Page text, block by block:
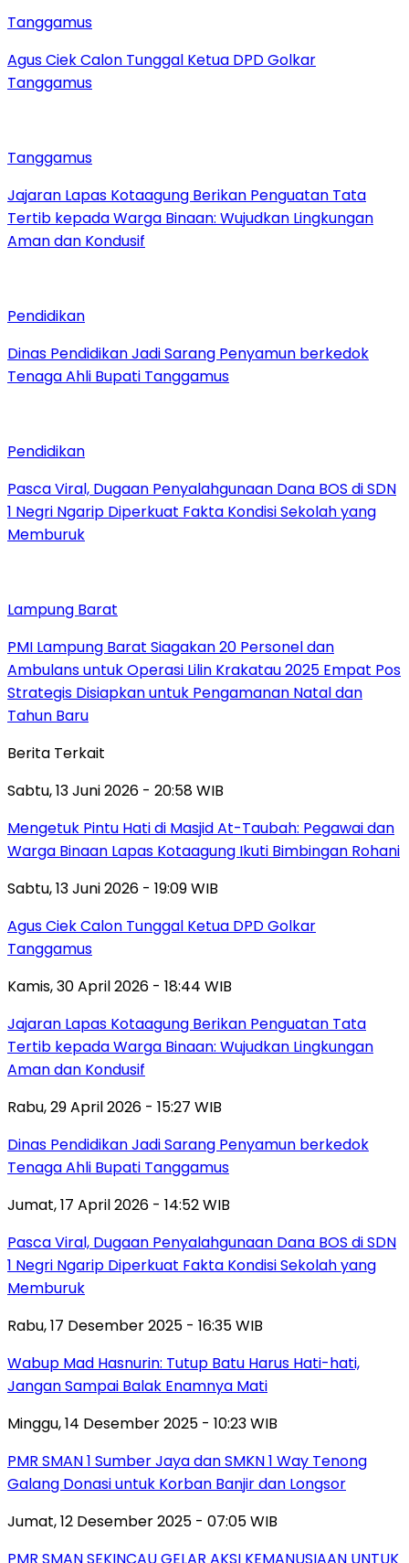
Tanggamus
Agus Ciek Calon Tunggal Ketua DPD Golkar
Tanggamus
Tanggamus
Jajaran Lapas Kotaagung Berikan Penguatan Tata
Tertib kepada Warga Binaan: Wujudkan Lingkungan
Aman dan Kondusif
Pendidikan
Dinas Pendidikan Jadi Sarang Penyamun berkedok
Tenaga Ahli Bupati Tanggamus
Pendidikan
Pasca Viral, Dugaan Penyalahgunaan Dana BOS di SDN
1 Negri Ngarip Diperkuat Fakta Kondisi Sekolah yang
Memburuk
Lampung Barat
PMI Lampung Barat Siagakan 20 Personel dan
Ambulans untuk Operasi Lilin Krakatau 2025 Empat Pos
Strategis Disiapkan untuk Pengamanan Natal dan
Tahun Baru
Berita Terkait
Sabtu, 13 Juni 2026 - 20:58 WIB
Mengetuk Pintu Hati di Masjid At-Taubah: Pegawai dan
Warga Binaan Lapas Kotaagung Ikuti Bimbingan Rohani
Sabtu, 13 Juni 2026 - 19:09 WIB
Agus Ciek Calon Tunggal Ketua DPD Golkar
Tanggamus
Kamis, 30 April 2026 - 18:44 WIB
Jajaran Lapas Kotaagung Berikan Penguatan Tata
Tertib kepada Warga Binaan: Wujudkan Lingkungan
Aman dan Kondusif
Rabu, 29 April 2026 - 15:27 WIB
Dinas Pendidikan Jadi Sarang Penyamun berkedok
Tenaga Ahli Bupati Tanggamus
Jumat, 17 April 2026 - 14:52 WIB
Pasca Viral, Dugaan Penyalahgunaan Dana BOS di SDN
1 Negri Ngarip Diperkuat Fakta Kondisi Sekolah yang
Memburuk
Rabu, 17 Desember 2025 - 16:35 WIB
Wabup Mad Hasnurin: Tutup Batu Harus Hati-hati,
Jangan Sampai Balak Enamnya Mati
Minggu, 14 Desember 2025 - 10:23 WIB
PMR SMAN 1 Sumber Jaya dan SMKN 1 Way Tenong
Galang Donasi untuk Korban Banjir dan Longsor
Jumat, 12 Desember 2025 - 07:05 WIB
PMR SMAN SEKINCAU GELAR AKSI KEMANUSIAAN UNTUK